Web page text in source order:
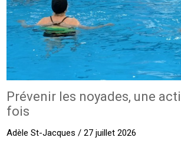
Prévenir les noyades, une
fois
Adèle St-Jacques / 27 juillet 2026